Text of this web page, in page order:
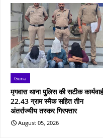
Guna
मृगवास थाना पुलिस की सटीक
22.43 ग्राम स्मैक सहित तीन
अंतर्राज्यीय तस्कर गिरफ्तार
August 05, 2026